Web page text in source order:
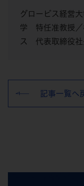
グロービス経営
学 特任准教授／
ス 代表取締役社
記事一覧へ